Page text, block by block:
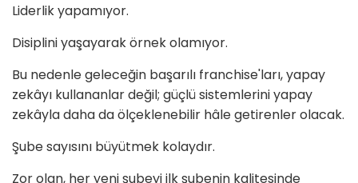
Liderlik yapamıyor.
Disiplini yaşayarak örnek olamıyor.
Bu nedenle geleceğin başarılı franchise'ları, yapay
zekâyı kullananlar değil; güçlü sistemlerini yapay
zekâyla daha da ölçeklenebilir hâle getirenler olacak.
Şube sayısını büyütmek kolaydır.
Zor olan, her yeni şubeyi ilk şubenin kalitesinde